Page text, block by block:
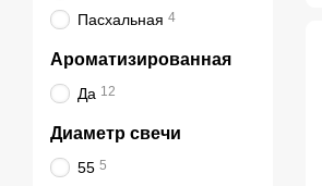
Пасхальная 4
Ароматизированная
Да 12
Диаметр свечи
55 5